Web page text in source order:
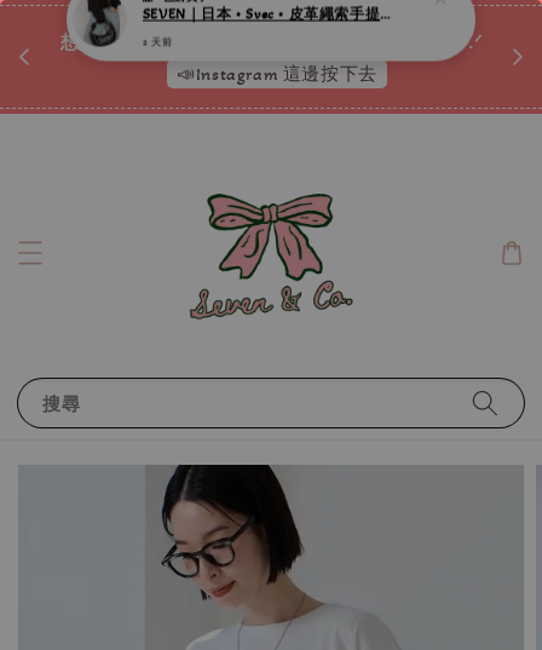
想訂製屬於自己的『水晶手鍊』嗎ꕀ♡ 私訊我們.ᐟ.ᐟ
📣Instagram 這邊按下去
搜尋